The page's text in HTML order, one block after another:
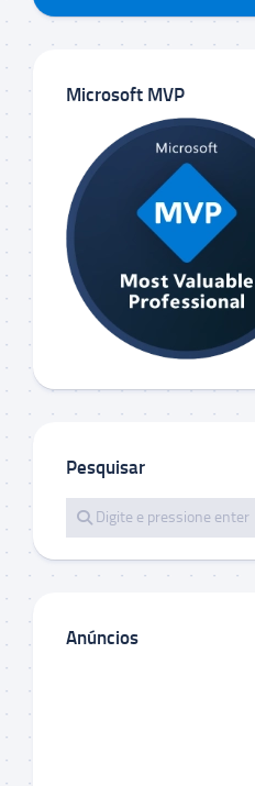
Microsoft MVP
Pesquisar
Anúncios